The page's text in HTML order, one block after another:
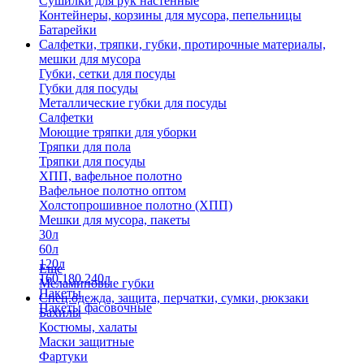
Контейнеры, корзины для мусора, пепельницы
Батарейки
Салфетки, тряпки, губки, протирочные материалы,
мешки для мусора
Губки, сетки для посуды
Губки для посуды
Металлические губки для посуды
Салфетки
Моющие тряпки для уборки
Тряпки для пола
Тряпки для посуды
ХПП, вафельное полотно
Вафельное полотно оптом
Холстопрошивное полотно (ХПП)
Мешки для мусора, пакеты
30л
60л
120л
160,180,240л
Пакеты
Пакеты фасовочные
Еще
Меламиновые губки
Спец.одежда, защита, перчатки, сумки, рюкзаки
Бахилы
Костюмы, халаты
Маски защитные
Фартуки